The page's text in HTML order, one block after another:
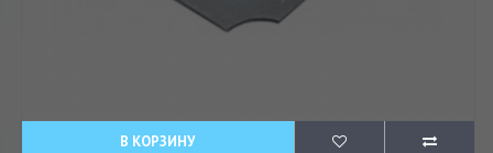
В КОРЗИНУ